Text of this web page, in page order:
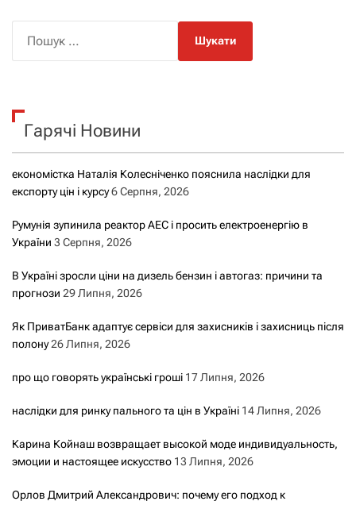
к
Гарячі Новини
економістка Наталія Колесніченко пояснила наслідки для
експорту цін і курсу6 Серпня, 2026
Румунія зупинила реактор АЕС і просить електроенергію в
України 3 Серпня, 2026
В Україні зросли ціни на дизель бензин і автогаз: причини та
прогнози 29 Липня, 2026
Як ПриватБанк адаптує сервіси для захисників і захисниць після
полону26 Липня, 2026
про що говорять українські гроші 17 Липня, 2026
наслідки для ринку пального та цін в Україні 14 Липня, 2026
Карина Койнаш возвращает высокой моде индивидуальность,
эмоции и настоящее искусство 13 Липня, 2026
Орлов Дмитрий Александрович: почему его подход к